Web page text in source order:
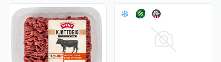
Vis flere detaljer for produktet "Kjøttdeig Storfe 14% u/
Vis flere detaljer for